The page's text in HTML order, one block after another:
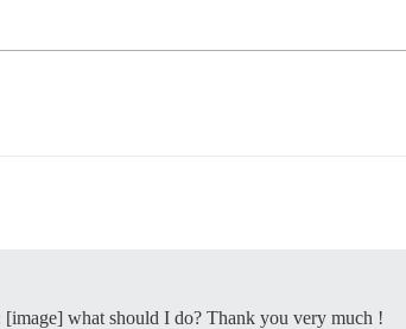
what should I do? Thank you very much !